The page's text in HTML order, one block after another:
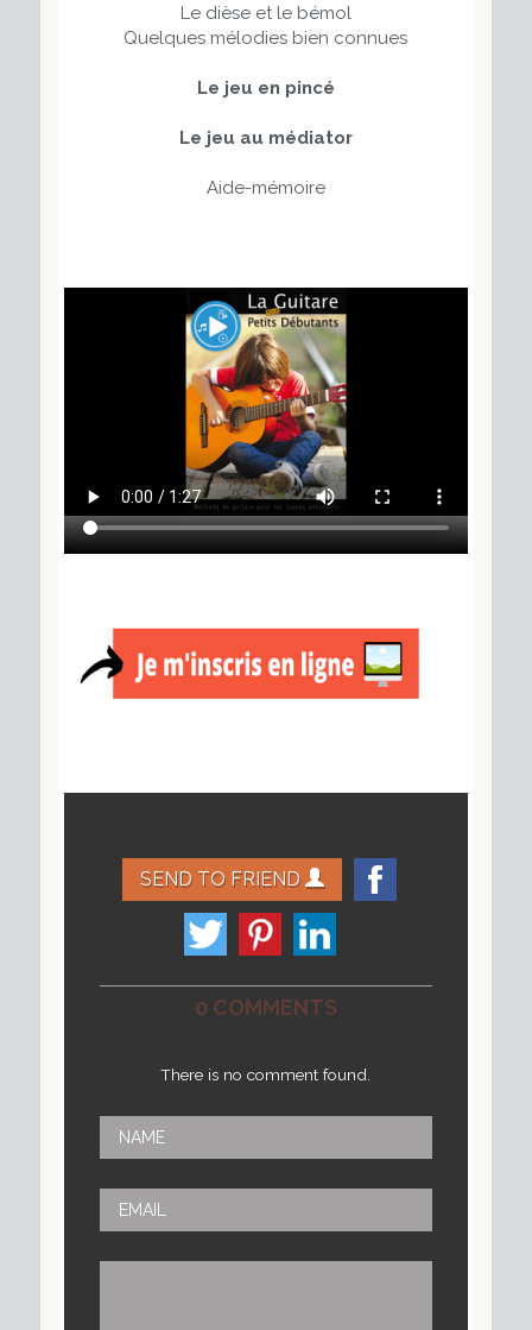
Le dièse et le bémol
Quelques mélodies bien connues
Le jeu en pincé
Le jeu au médiator
Aide-mémoire
SEND TO FRIEND
0 COMMENTS
There is no comment found.